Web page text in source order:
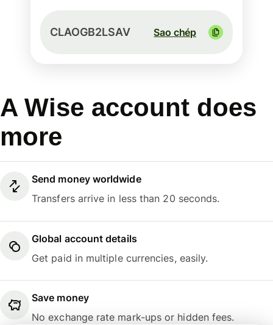
CLAOGB2LSAV Sao chép
A Wise account does
more
Send money worldwide
Transfers arrive in less than 20 seconds.
Global account details
Get paid in multiple currencies, easily.
Save money
No exchange rate mark-ups or hidden fees.